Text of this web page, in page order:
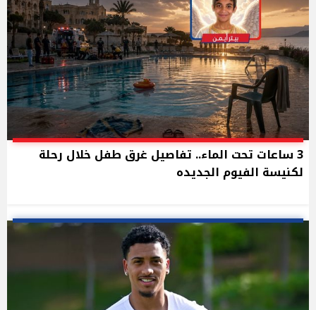
3 ساعات تحت الماء.. تفاصيل غرق طفل خلال رحلة
لكنيسة الفيوم الجديده